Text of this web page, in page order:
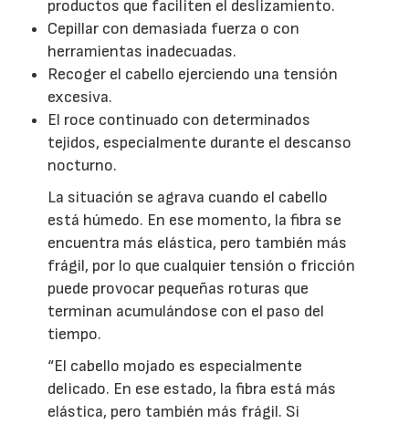
productos que faciliten el deslizamiento.
Cepillar con demasiada fuerza o con
herramientas inadecuadas.
Recoger el cabello ejerciendo una tensión
excesiva.
El roce continuado con determinados
tejidos, especialmente durante el descanso
nocturno.
La situación se agrava cuando el cabello
está húmedo. En ese momento, la fibra se
encuentra más elástica, pero también más
frágil, por lo que cualquier tensión o fricción
puede provocar pequeñas roturas que
terminan acumulándose con el paso del
tiempo.
“El cabello mojado es especialmente
delicado. En ese estado, la fibra está más
elástica, pero también más frágil. Si